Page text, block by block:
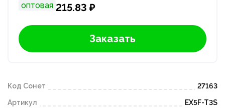
оптовая 215.83 ₽
Заказать
Код Сонет 27163
Артикул EX5F-T3S